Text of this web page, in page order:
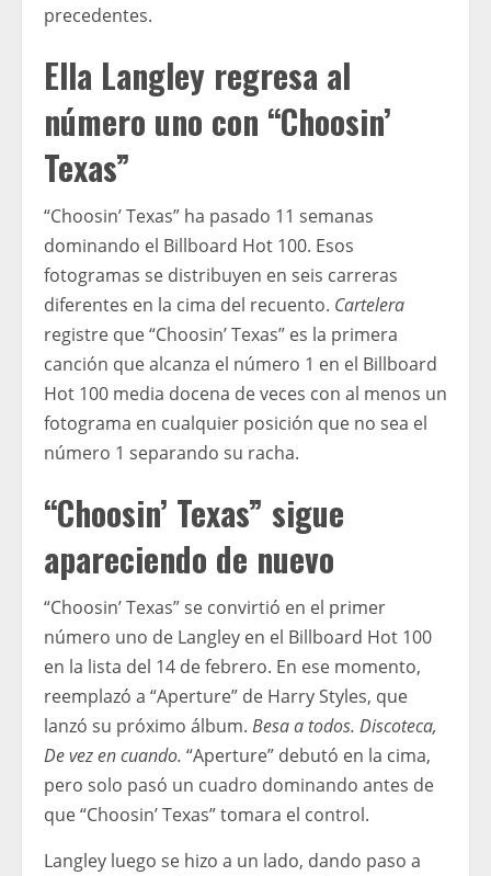
precedentes.
Ella Langley regresa al
número uno con “Choosin’
Texas”
“Choosin’ Texas” ha pasado 11 semanas
dominando el Billboard Hot 100. Esos
fotogramas se distribuyen en seis carreras
diferentes en la cima del recuento. Cartelera
registre que “Choosin’ Texas” es la primera
canción que alcanza el número 1 en el Billboard
Hot 100 media docena de veces con al menos un
fotograma en cualquier posición que no sea el
número 1 separando su racha.
“Choosin’ Texas” sigue
apareciendo de nuevo
“Choosin’ Texas” se convirtió en el primer
número uno de Langley en el Billboard Hot 100
en la lista del 14 de febrero. En ese momento,
reemplazó a “Aperture” de Harry Styles, que
lanzó su próximo álbum. Besa a todos. Discoteca,
De vez en cuando. “Aperture” debutó en la cima,
pero solo pasó un cuadro dominando antes de
que “Choosin’ Texas” tomara el control.
Langley luego se hizo a un lado, dando paso a